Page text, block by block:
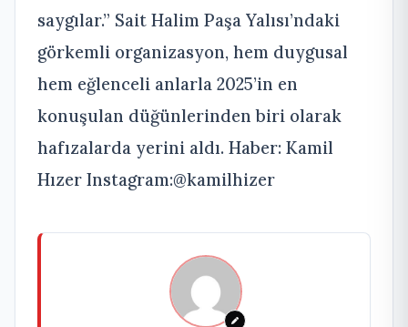
saygılar.” Sait Halim Paşa Yalısı’ndaki
görkemli organizasyon, hem duygusal
hem eğlenceli anlarla 2025’in en
konuşulan düğünlerinden biri olarak
hafızalarda yerini aldı. Haber: Kamil
Hızer Instagram:@kamilhizer